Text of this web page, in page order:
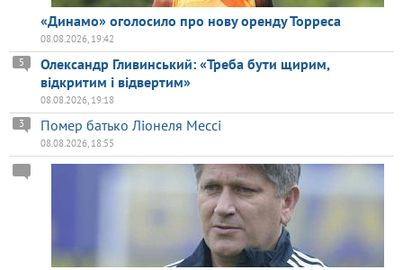
«Динамо» оголосило про нову оренду Торреса
08.08.2026, 19:42
Олександр Гливинський: «Треба бути щирим,
відкритим і відвертим»
5
08.08.2026, 19:18
Помер батько Ліонеля Мессі
3
08.08.2026, 18:55